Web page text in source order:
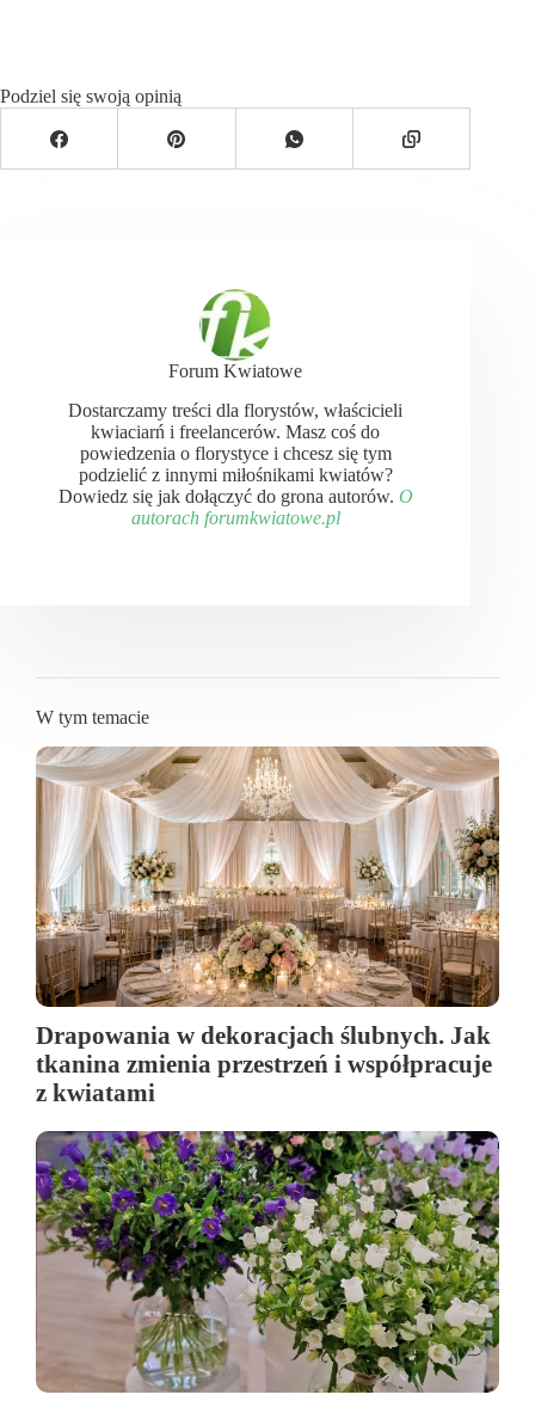
Podziel się swoją opinią
Forum Kwiatowe
Dostarczamy treści dla florystów, właścicieli
kwiaciarń i freelancerów. Masz coś do
powiedzenia o florystyce i chcesz się tym
podzielić z innymi miłośnikami kwiatów?
Dowiedz się jak dołączyć do grona autorów. O
autorach forumkwiatowe.pl
W tym temacie
Drapowania w dekoracjach ślubnych. Jak
tkanina zmienia przestrzeń i współpracuje
z kwiatami